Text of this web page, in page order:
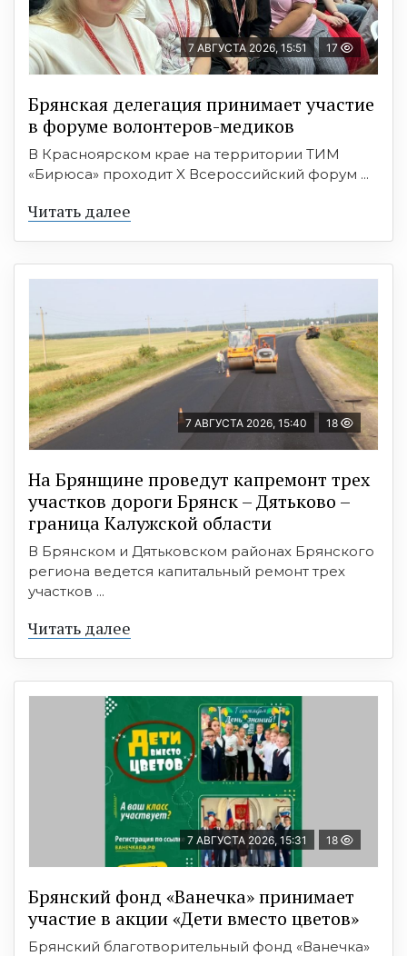
7 АВГУСТА 2026, 15:51 17
Брянская делегация принимает участие
в форуме волонтеров-медиков
В Красноярском крае на территории ТИМ
«Бирюса» проходит X Всероссийский форум ...
Читать далее
7 АВГУСТА 2026, 15:40 18
На Брянщине проведут капремонт трех
участков дороги Брянск – Дятьково –
граница Калужской области
В Брянском и Дятьковском районах Брянского
региона ведется капитальный ремонт трех
участков ...
Читать далее
7 АВГУСТА 2026, 15:31 18
Брянский фонд «Ванечка» принимает
участие в акции «Дети вместо цветов»
Брянский благотворительный фонд «Ванечка»